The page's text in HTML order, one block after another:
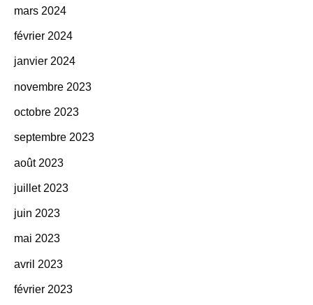
mars 2024
février 2024
janvier 2024
novembre 2023
octobre 2023
septembre 2023
août 2023
juillet 2023
juin 2023
mai 2023
avril 2023
février 2023